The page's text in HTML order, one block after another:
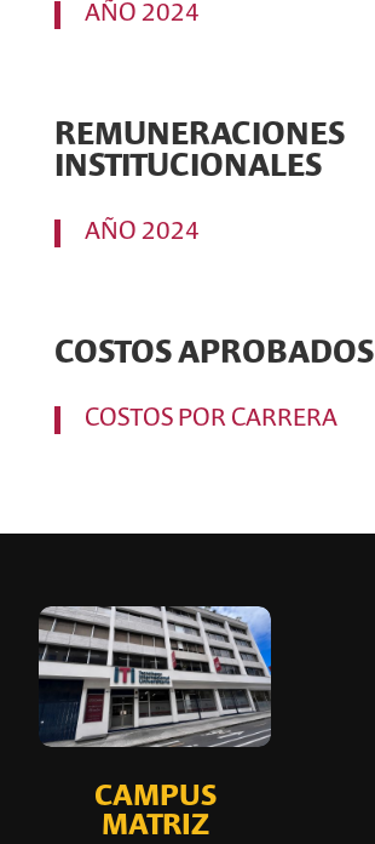
AÑO 2024
REMUNERACIONES
INSTITUCIONALES
AÑO 2024
COSTOS APROBADOS
COSTOS POR CARRERA
CAMPUS
MATRIZ